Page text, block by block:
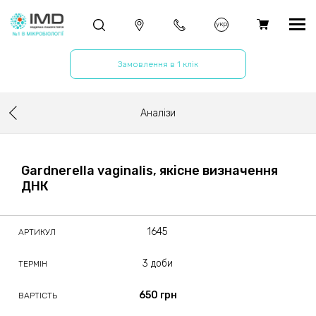
укр
Замовлення в 1 клік
Аналізи
Gardnerella vaginalis, якісне визначення
ДНК
АРТИКУЛ
ТЕРМІН
ВАРТІСТЬ
1645
3 доби
650 грн